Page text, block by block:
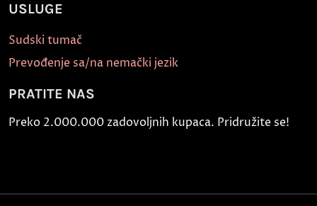
USLUGE
Sudski tumač
Prevođenje sa/na nemački jezik
PRATITE NAS
Preko 2.000.000 zadovoljnih kupaca. Pridružite se!